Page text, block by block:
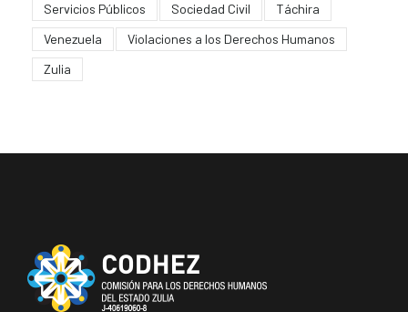
Servicios Públicos
Sociedad Civil
Táchira
Venezuela
Violaciones a los Derechos Humanos
Zulia